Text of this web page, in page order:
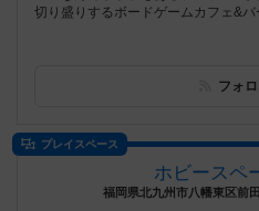
切り盛りするボードゲームカフェ&バ
フォ
プレイスペース
ホビースペ
福岡県北九州市八幡東区前